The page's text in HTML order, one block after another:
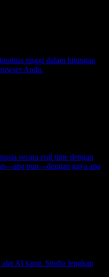
tinggi dalam hitungan
Anda.
secara real time dengan
pun—dengan gaya apa
AI kami. Studio lengkap